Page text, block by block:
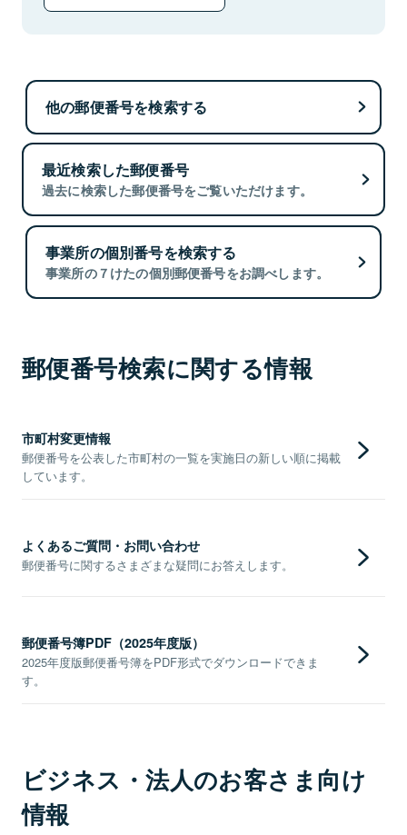
他の郵便番号を検索する
最近検索した郵便番号
過去に検索した郵便番号をご覧いただけます。
事業所の個別番号を検索する
事業所の７けたの個別郵便番号をお調べします。
郵便番号検索に関する情報
市町村変更情報
郵便番号を公表した市町村の一覧を実施日の新しい順に掲載
しています。
よくあるご質問・お問い合わせ
郵便番号に関するさまざまな疑問にお答えします。
郵便番号簿PDF（2025年度版）
2025年度版郵便番号簿をPDF形式でダウンロードできま
す。
ビジネス・法人のお客さま向け
情報